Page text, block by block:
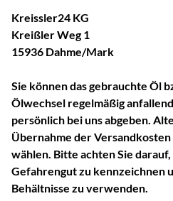
Kreissler24 KG
Kreißler Weg 1
15936 Dahme/Mark
Sie können das gebrauchte Öl
Ölwechsel regelmäßig
persönlich bei uns abgeben.
Übernahme der
wählen. Bitte achten Sie
Gefahrengut zu kennzeichnen
Behältnisse zu verwenden.